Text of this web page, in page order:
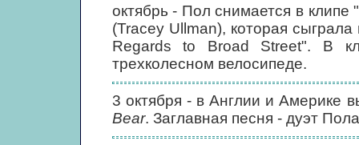
октябрь - Пол снимается в
(Tracey Ullman), которая
Regards to Broad Street". В
трехколесном велосипеде.
3 октября - в Англии и Америке
Bear. Заглавная песня - дуэт